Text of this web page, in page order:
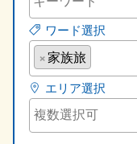
ワード選択
×家族旅
エリア選択